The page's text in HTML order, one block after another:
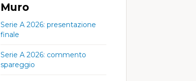
Muro
Serie A 2026: presentazione
finale
Serie A 2026: commento
spareggio